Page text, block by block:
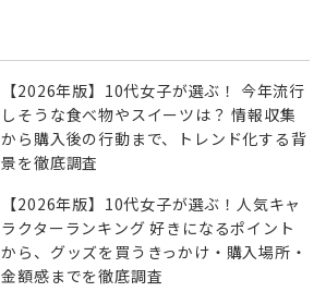
【2026年版】10代女子が選ぶ！ 今年流行
しそうな食べ物やスイーツは？ 情報収集
から購入後の行動まで、トレンド化する背
景を徹底調査
【2026年版】10代女子が選ぶ！人気キャ
ラクターランキング 好きになるポイント
から、グッズを買うきっかけ・購入場所・
金額感までを徹底調査